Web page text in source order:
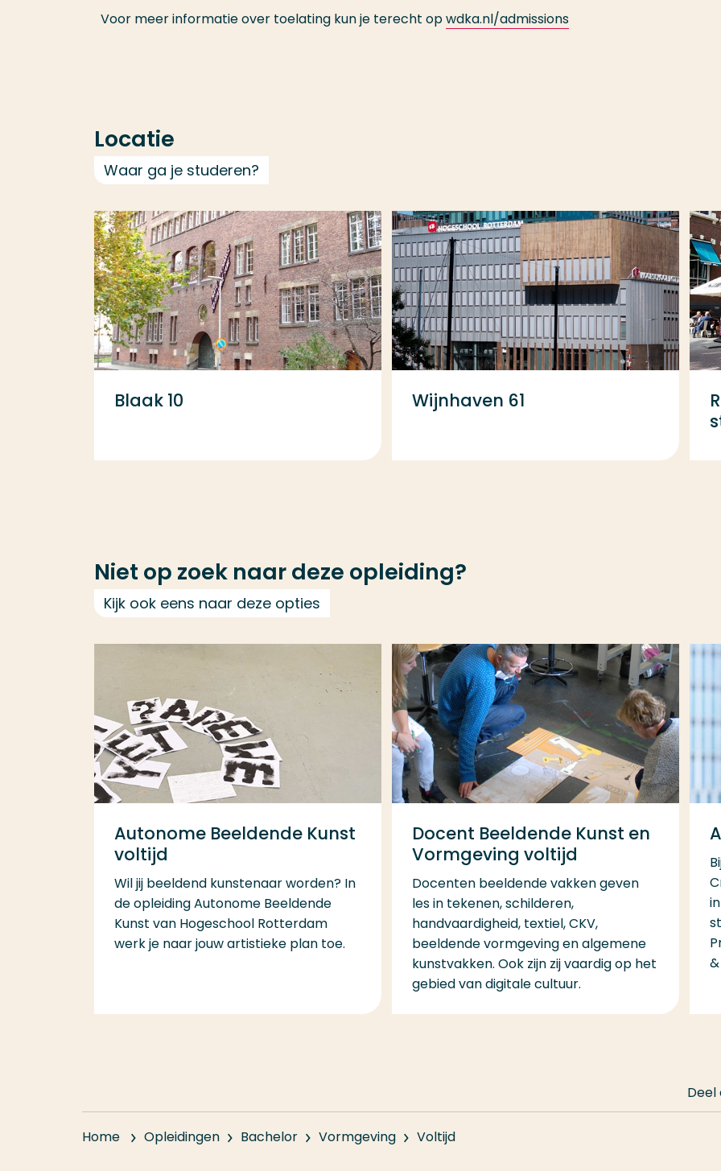
Voor meer informatie over toelating kun je terecht opwdka.nl/admissions
Locatie
Waar ga je studeren?
Blaak 10 Wijnhaven 61
Niet op zoek naar deze opleiding?
Kijk ook eens naar deze opties
Autonome Beeldende Kunst
voltijd
Wil jij beeldend kunstenaar worden? In
de opleiding Autonome Beeldende
Kunst van Hogeschool Rotterdam
werk je naar jouw artistieke plan toe.
Docent Beeldende Kunst en
Vormgeving voltijd
Docenten beeldende vakken geven
les in tekenen, schilderen,
handvaardigheid, textiel, CKV,
beeldende vormgeving en algemene
kunstvakken. Ook zijn zij vaardig op het
gebied van digitale cultuur.
Home Opleidingen Bachelor Vormgeving Voltijd